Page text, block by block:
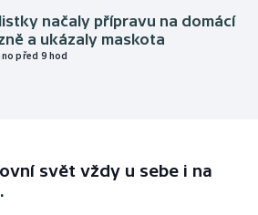
načaly přípravu na domácí
a ukázaly maskota
před 9 hod
svět vždy u sebe i na